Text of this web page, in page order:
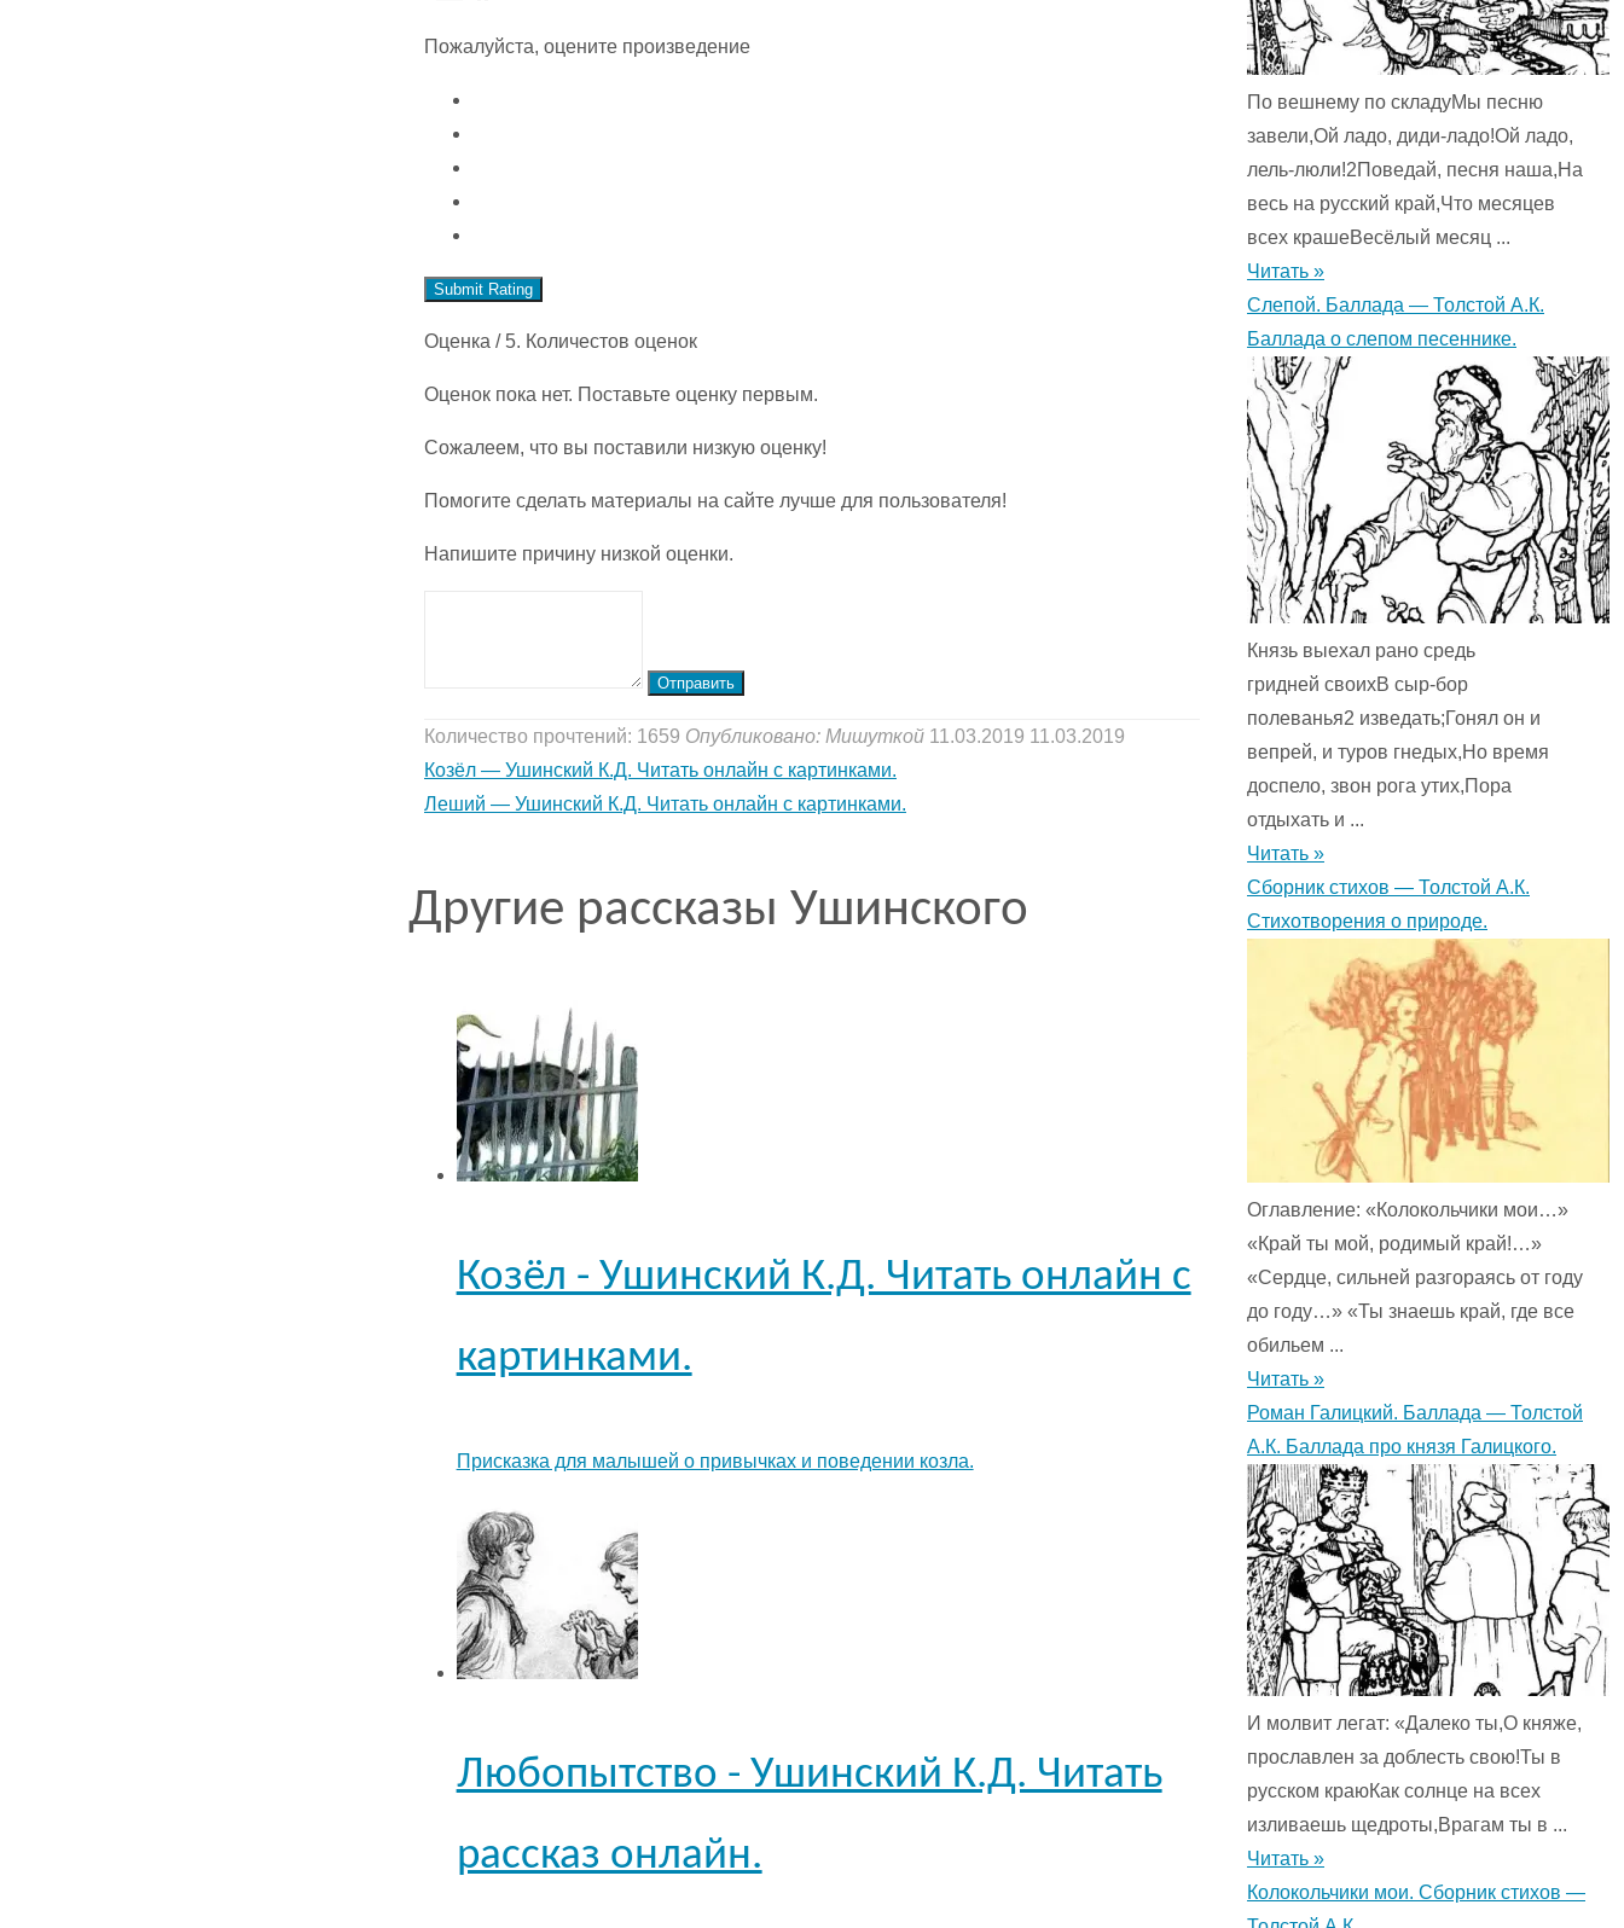
Пожалуйста, оцените произведение
Submit Rating
Оценка / 5. Количестов оценок
Оценок пока нет. Поставьте оценку первым.
Сожалеем, что вы поставили низкую оценку!
Помогите сделать материалы на сайте лучше для пользователя!
Напишите причину низкой оценки.
Отправить
Количество прочтений: 1659 Опубликовано: Мишуткой 11.03.2019 11.03.2019
Козёл — Ушинский К.Д. Читать онлайн с картинками.
Леший — Ушинский К.Д. Читать онлайн с картинками.
Другие рассказы Ушинского
Козёл - Ушинский К.Д. Читать онлайн с
картинками.
Присказка для малышей о привычках и поведении козла.
Любопытство - Ушинский К.Д. Читать
рассказ онлайн.
По вешнему по складуМы песню
завели,Ой ладо, диди-ладо!Ой ладо,
лель-люли!2Поведай, песня наша,На
весь на русский край,Что месяцев
всех крашеВесёлый месяц ...
Читать »
Слепой. Баллада — Толстой А.К.
Баллада о слепом песеннике.
Князь выехал рано средь
гридней своихВ сыр-бор
полеванья2 изведать;Гонял он и
вепрей, и туров гнедых,Но время
доспело, звон рога утих,Пора
отдыхать и ...
Читать »
Сборник стихов — Толстой А.К.
Стихотворения о природе.
Оглавление: «Колокольчики мои…»
«Край ты мой, родимый край!…»
«Сердце, сильней разгораясь от году
до году…» «Ты знаешь край, где все
обильем ...
Читать »
Роман Галицкий. Баллада — Толстой
А.К. Баллада про князя Галицкого.
И молвит легат: «Далеко ты,О княже,
прославлен за доблесть свою!Ты в
русском краюКак солнце на всех
изливаешь щедроты,Врагам ты в ...
Читать »
Колокольчики мои. Сборник стихов —